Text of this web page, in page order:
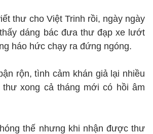
thư cho Việt Trinh rồi, ngày ngày
dáng bác đưa thư đạp xe lướt
háo hức chạy ra đứng ngóng.
rộn, tình cảm khán giả lại nhiều
thư xong cả tháng mới có hồi âm
thế nhưng khi nhận được thư